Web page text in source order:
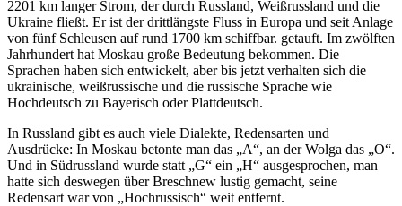
2201 km langer Strom, der durch Russland, Weißrussland und die
Ukraine fließt. Er ist der drittlängste Fluss in Europa und seit Anlage
von fünf Schleusen auf rund 1700 km schiffbar. getauft. Im zwölften
Jahrhundert hat Moskau große Bedeutung bekommen. Die
Sprachen haben sich entwickelt, aber bis jetzt verhalten sich die
ukrainische, weißrussische und die russische Sprache wie
Hochdeutsch zu Bayerisch oder Plattdeutsch.
In Russland gibt es auch viele Dialekte, Redensarten und
Ausdrücke: In Moskau betonte man das
A , an der Wolga das O .
Und in Südrussland wurde statt
G ein H
ausgesprochen, man
hatte sich deswegen über Breschnew lustig gemacht, seine
Redensart war von
Hochrussisch
weit entfernt.